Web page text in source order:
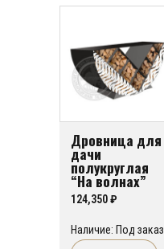
Дровница для
дачи
полукруглая
“На волнах”
124,350₽
Наличие: Под заказ